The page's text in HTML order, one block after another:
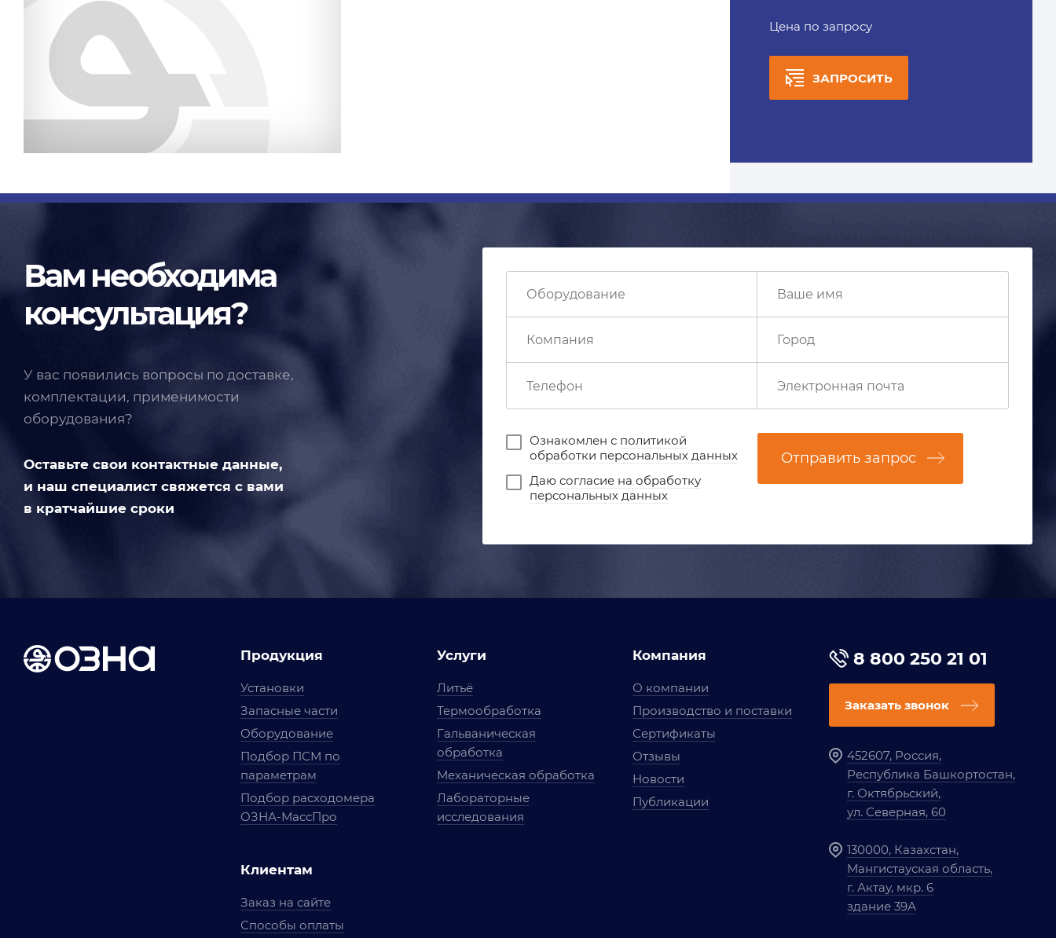
Цена по запросу
ЗАПРОСИТЬ
Вам необходима
консультация?
У вас появились вопросы по доставке,
комплектации, применимости
оборудования?
Оставьте свои контактные данные,
и наш специалист свяжется с вами
в кратчайшие сроки
Ознакомлен с политикой
обработки персональных данных
Даю согласие на обработку
персональных данных
Отправить запрос
Продукция
Установки
Запасные части
Оборудование
Подбор ПСМ по
параметрам
Подбор расходомера
ОЗНА-МассПро
Клиентам
Заказ на сайте
Способы оплаты
Услуги
Литьё
Термообработка
Гальваническая
обработка
Механическая обработка
Лабораторные
исследования
Компания
О компании
Производство и поставки
Сертификаты
Отзывы
Новости
Публикации
8 800 250 21 01
Заказать звонок
452607, Россия,
Республика Башкортостан,
г. Октябрьский,
ул. Северная, 60
130000, Казахстан,
Мангистауская область,
г. Актау, мкр. 6
здание 39А